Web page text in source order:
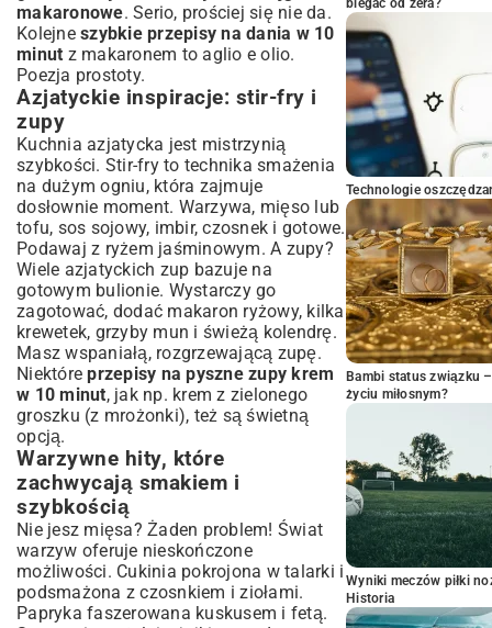
makaronowe. Serio, prościej się nie da.
Kolejne szybkie przepisy na dania w 10
minut z makaronem to aglio e olio.
Poezja prostoty.
Azjatyckie inspiracje: stir-fry i
zupy
Kuchnia azjatycka jest mistrzynią
szybkości. Stir-fry to technika smażenia
na dużym ogniu, która zajmuje
dosłownie moment. Warzywa, mięso lub
tofu, sos sojowy, imbir, czosnek i gotowe.
Podawaj z ryżem jaśminowym. A zupy?
Wiele azjatyckich zup bazuje na
gotowym bulionie. Wystarczy go
zagotować, dodać makaron ryżowy, kilka
krewetek, grzyby mun i świeżą kolendrę.
Masz wspaniałą, rozgrzewającą zupę.
Niektóreprzepisy na pyszne zupy krem
w 10 minut, jak np. krem z zielonego
groszku (z mrożonki), też są świetną
opcją.
Warzywne hity, które
zachwycają smakiem i
szybkością
Nie jesz mięsa? Żaden problem! Świat
warzyw oferuje nieskończone
możliwości. Cukinia pokrojona w talarki i
podsmażona z czosnkiem i ziołami.
Papryka faszerowana kuskusem i fetą.
biegać od zera?
Technologie
Bambi status związku
życiu miłosnym?
Wyniki meczów piłki
Historia